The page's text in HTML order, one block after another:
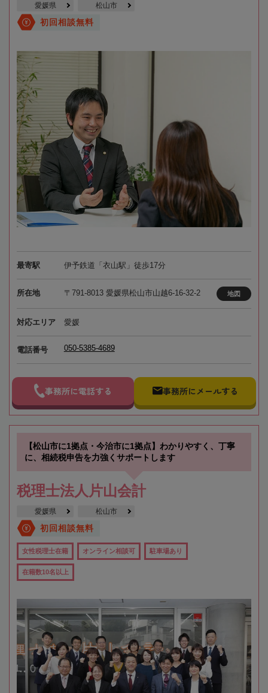
愛媛県 松山市
初回相談無料
最寄駅 伊予鉄道「衣山駅」徒歩17分
所在地 〒791-8013 愛媛県松山市山越6-16-32-2 地図
対応エリア 愛媛
電話番号 050-5385-4689
事務所に電話する 事務所にメールする
【松山市に1拠点・今治市に1拠点】わかりやすく、丁寧
に、相続税申告を力強くサポートします
税理士法人片山会計
愛媛県 松山市
初回相談無料
女性税理士在籍 オンライン相談可 駐車場あり
在籍数10名以上